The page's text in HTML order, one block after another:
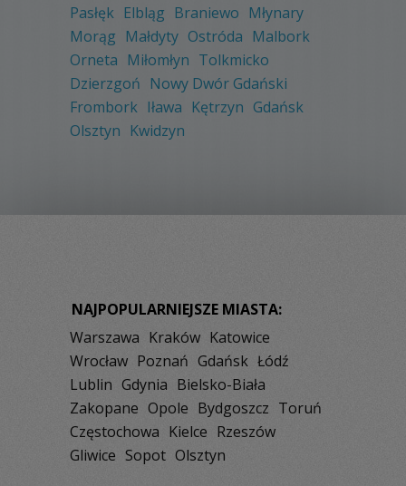
Pasłęk Elbląg Braniewo Młynary
Morąg Małdyty Ostróda Malbork
Orneta Miłomłyn Tolkmicko
Dzierzgoń Nowy Dwór Gdański
Frombork Iława Kętrzyn Gdańsk
Olsztyn Kwidzyn
NAJPOPULARNIEJSZE MIASTA:
Warszawa Kraków Katowice
Wrocław Poznań Gdańsk Łódź
Lublin Gdynia Bielsko-Biała
Zakopane Opole Bydgoszcz Toruń
Częstochowa Kielce Rzeszów
Gliwice Sopot Olsztyn